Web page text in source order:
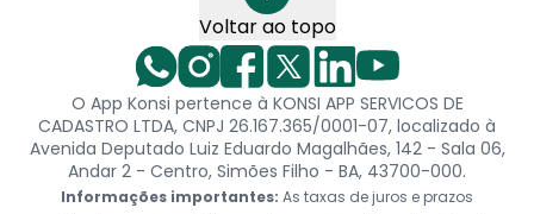
Voltar ao topo
O App Konsi pertence à KONSI APP SERVICOS DE
CADASTRO LTDA, CNPJ 26.167.365/0001-07, localizado à
Avenida Deputado Luiz Eduardo Magalhães, 142 - Sala 06,
Andar 2 - Centro, Simões Filho - BA, 43700-000.
Informações importantes: As taxas de juros e prazos